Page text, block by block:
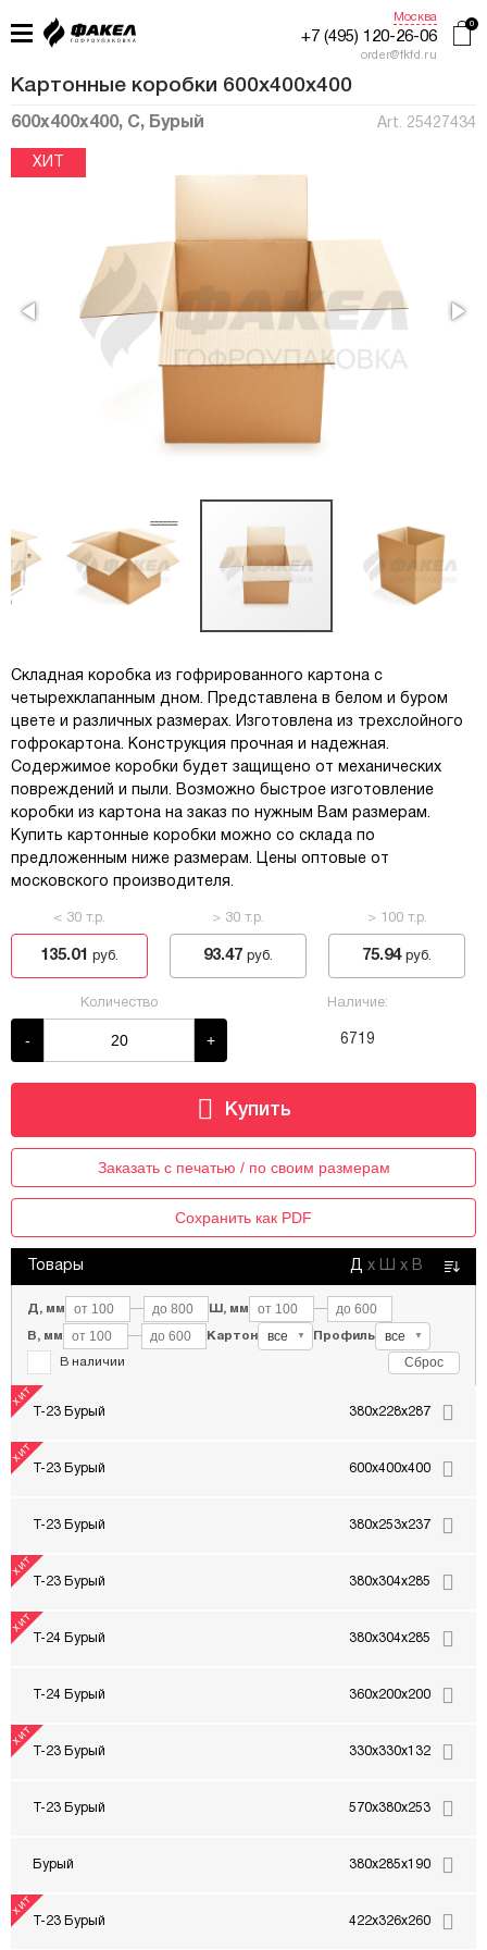
Москва
+7 (495) 120-26-06
order@fkfd.ru
ГЛАВНАЯ
ПРОИЗВОДСТВО
ЖУРНАЛ УПАКОВЩИКА
КОНТАКТЫ
Картонные коробки 600x400x400
600x400x400, C, Бурый Art. 25427434
Складная коробка из гофрированного картона с
четырехклапанным дном. Представлена в белом и буром
цвете и различных размерах. Изготовлена из трехслойного
гофрокартона. Конструкция прочная и надежная.
Содержимое коробки будет защищено от механических
повреждений и пыли. Возможно быстрое изготовление
коробки из картона на заказ по нужным Вам размерам.
Купить картонные коробки можно со склада по
предложенным ниже размерам. Цены оптовые от
московского производителя.
< 30 т.р.
135.01 руб.
> 30 т.р.
93.47 руб.
> 100 т.р.
75.94руб.
Наличие:
6719
Количество
- +
Заказать с печатью / по своим размерам
Сохранить как PDF
Товары Д х Ш х В
Д, мм — Ш, мм —
В, мм — Картон все ▼ Профиль все ▼
В наличии Сброс
Т-23 Бурый 380x228x287
Т-23 Бурый 600x400x400
Т-23 Бурый 380x253x237
Т-23 Бурый 380x304x285
Т-24 Бурый 380x304x285
Т-24 Бурый 360x200x200
Т-23 Бурый 330x330x132
Т-23 Бурый 570x380x253
Бурый 380x285x190
Т-23 Бурый 422x326x260